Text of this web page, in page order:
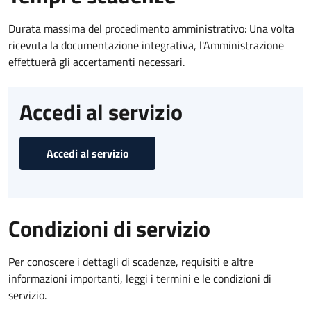
Durata massima del procedimento amministrativo: Una volta
ricevuta la documentazione integrativa, l'Amministrazione
effettuerà gli accertamenti necessari.
Accedi al servizio
Accedi al servizio
Condizioni di servizio
Per conoscere i dettagli di scadenze, requisiti e altre
informazioni importanti, leggi i termini e le condizioni di
servizio.